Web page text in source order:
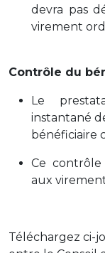
devra pas
virement
Contrôle du
Le
instantané
bénéficiaire
Ce
aux
Téléchargez ci-